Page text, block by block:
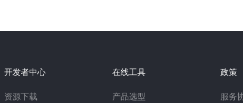
开发者中心
资源下载
在线工具
产品选型
政策
服务